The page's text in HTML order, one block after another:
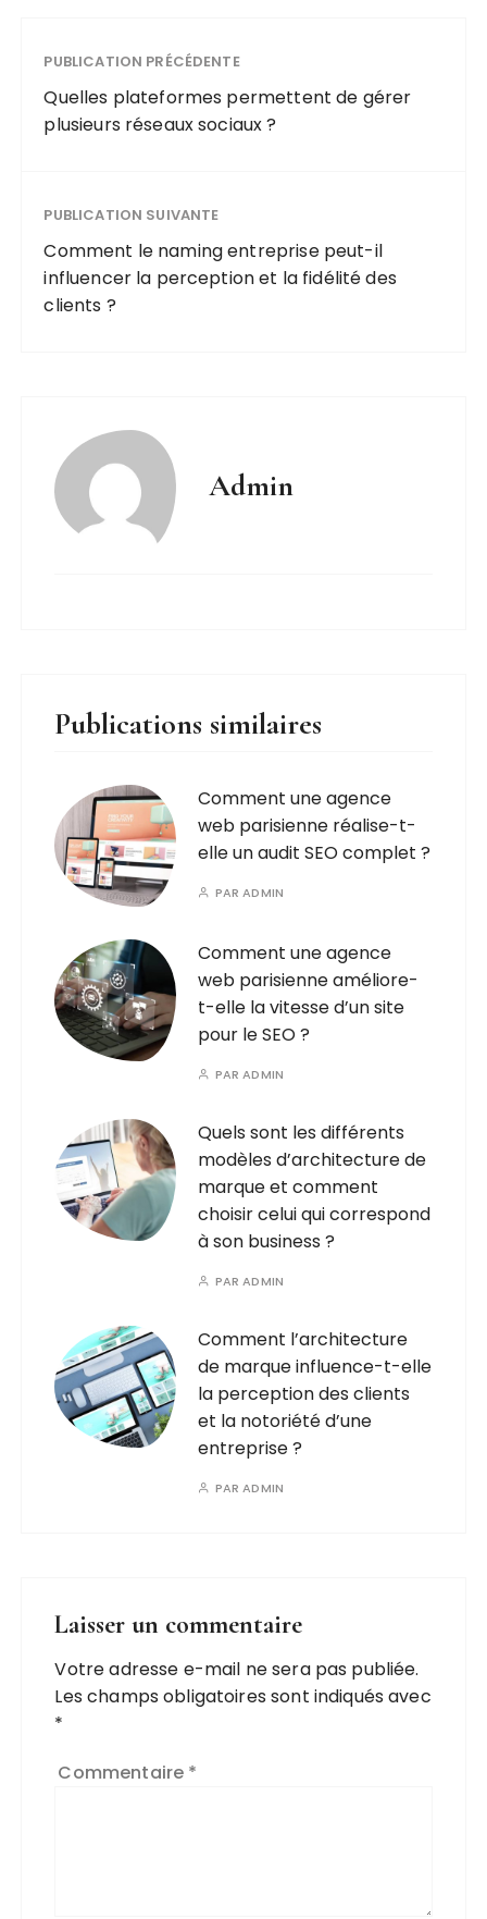
PUBLICATION PRÉCÉDENTE
Quelles plateformes permettent de gérer
plusieurs réseaux sociaux ?
PUBLICATION SUIVANTE
Comment le naming entreprise peut-il
influencer la perception et la fidélité des
clients ?
Admin
Publications similaires
Comment une agence
web parisienne réalise-t-
elle un audit SEO complet ?
PARADMIN
Comment une agence
web parisienne améliore-
t-elle la vitesse d’un site
pour le SEO ?
PARADMIN
Quels sont les différents
modèles d’architecture de
marque et comment
choisir celui qui correspond
à son business ?
PARADMIN
Comment l’architecture
de marque influence-t-elle
la perception des clients
et la notoriété d’une
entreprise ?
PARADMIN
Laisser un commentaire
Votre adresse e-mail ne sera pas publiée.
Les champs obligatoires sont indiqués avec
*
Commentaire *